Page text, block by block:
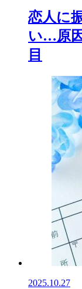
恋人に
い…原
目
2025.10.27